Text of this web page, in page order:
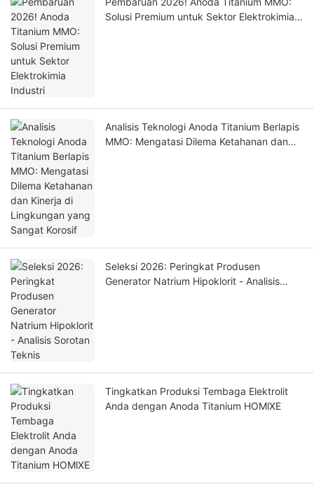
Solusi Premium untuk Sektor Elektrokimia
Analisis Teknologi Anoda Titanium Berlapis
MMO: Mengatasi Dilema Ketahanan dan
Seleksi 2026: Peringkat Produsen
Generator Natrium Hipoklorit - Analisis
Tingkatkan Produksi Tembaga Elektrolit
Anda dengan Anoda Titanium HOMlXE